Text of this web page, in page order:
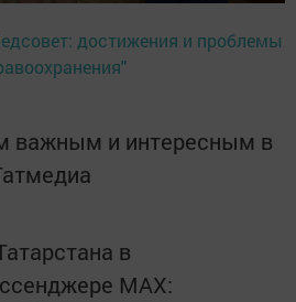
достижения и проблемы
важным и интересным в
в
MАХ: